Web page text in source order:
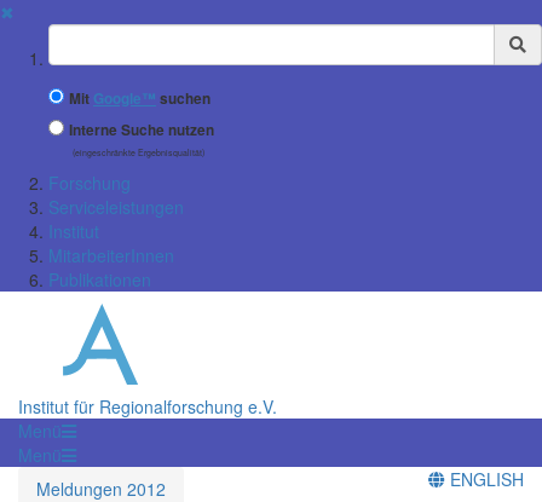
✖
Suchbegriff
Mit Google™ suchen
Interne Suche nutzen
(eingeschränkte Ergebnisqualität)
Forschung
Serviceleistungen
Institut
MitarbeiterInnen
Publikationen
Institut für Regionalforschung e.V.
Menü
Menü
Meldungen 2012
ENGLISH